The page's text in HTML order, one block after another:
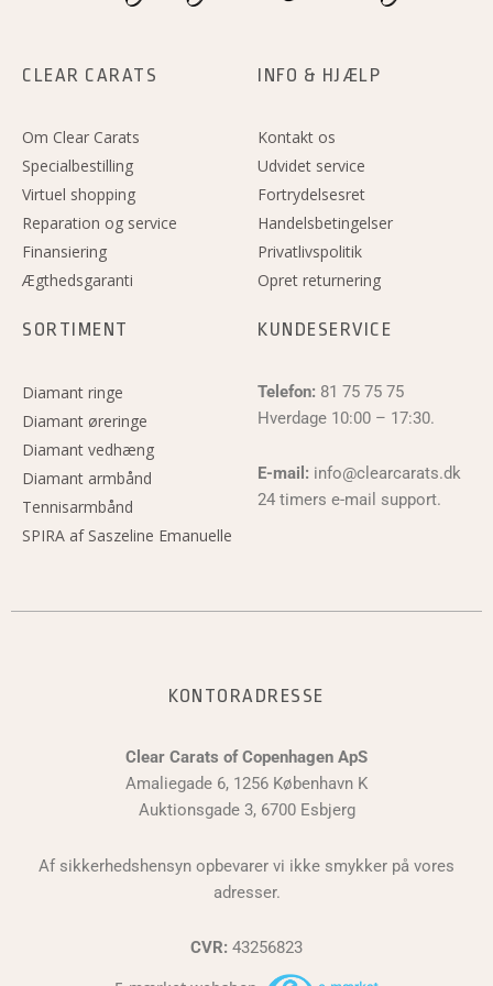
CLEAR CARATS
Om Clear Carats
Specialbestilling
Virtuel shopping
Reparation og service
Finansiering
Ægthedsgaranti
INFO & HJÆLP
Kontakt os
Udvidet service
Fortrydelsesret
Handelsbetingelser
Privatlivspolitik
Opret returnering
SORTIMENT
Diamant ringe
Diamant øreringe
Diamant vedhæng
Diamant armbånd
Tennisarmbånd
SPIRA af Saszeline Emanuelle
KUNDESERVICE
Telefon: 81 75 75 75
Hverdage 10:00 – 17:30.
E-mail: info@clearcarats.dk
24 timers e-mail support.
KONTORADRESSE
Clear Carats of Copenhagen ApS
Amaliegade 6, 1256 København K
Auktionsgade 3, 6700 Esbjerg
Af sikkerhedshensyn opbevarer vi ikke smykker på vores
adresser.
CVR: 43256823